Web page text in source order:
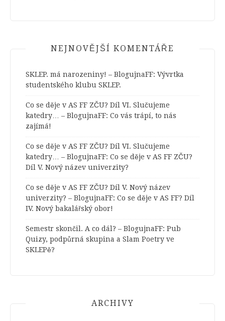
NEJNOVĚJŠÍ KOMENTÁŘE
SKLEP. má narozeniny! – BlogujnaFF: Vývrtka
studentského klubu SKLEP.
Co se děje v AS FF ZČU? Díl VI. Slučujeme
katedry… – BlogujnaFF: Co vás trápí, to nás
zajímá!
Co se děje v AS FF ZČU? Díl VI. Slučujeme
katedry… – BlogujnaFF: Co se děje v AS FF ZČU?
Díl V. Nový název univerzity?
Co se děje v AS FF ZČU? Díl V. Nový název
univerzity? – BlogujnaFF: Co se děje v AS FF? Díl
IV. Nový bakalářský obor!
Semestr skončil. A co dál? – BlogujnaFF: Pub
Quizy, podpůrná skupina a Slam Poetry ve
SKLEPě?
ARCHIVY